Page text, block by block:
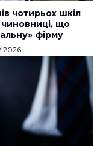
чотирьох шкіл
чиновниці, що
фірму